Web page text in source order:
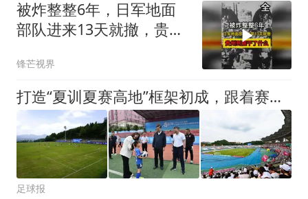
被炸整整6年，日军地面
部队进来13天就撤，贵州
锋芒视界
打造“夏训夏赛高地”框架初成，跟着赛事来贵州！
足球报